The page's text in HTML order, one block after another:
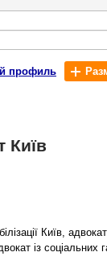
профиль
Київ
Київ,
із соціальних